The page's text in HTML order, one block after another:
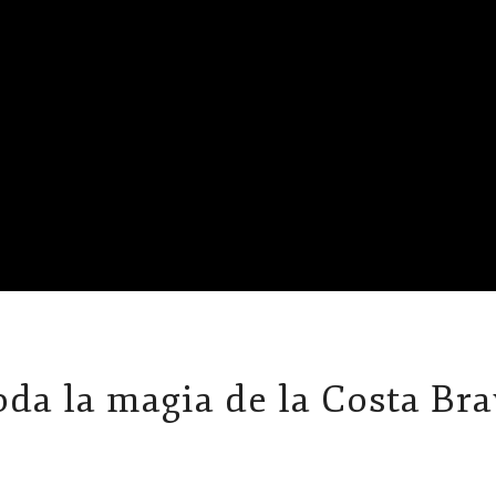
la magia de la Costa